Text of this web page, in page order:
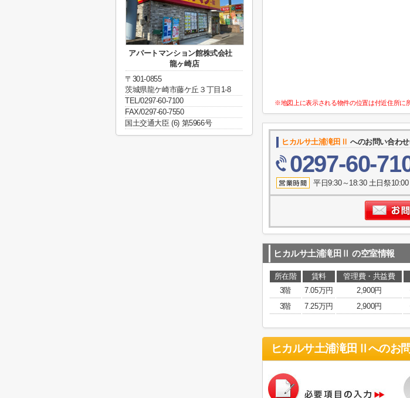
※地図上に表示される物件の位置は付近住所に
ヒカルサ土浦滝田Ⅱ へのお問い合わ
0297-60-
平日9:30～18:30 土日祭
ヒカルサ土浦滝田Ⅱ の空室情報
所在階 賃料 管理費・共益費
3階
7.05万円 2,900円
3階
7.25万円 2,900円
ヒカルサ土浦滝田Ⅱ へのお
アパートマンション館株式会社
龍ヶ崎店
〒301-0855
茨城県龍ケ崎市藤ケ丘３丁目1-8
TEL/0297-60-7100
FAX/0297-60-7550
国土交通大臣 (6) 第5966号